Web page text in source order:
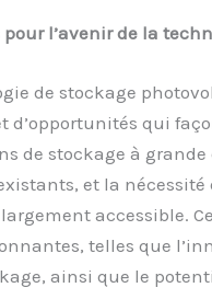
l’avenir de la
de stockage
d’opportunités qui
de stockage à
et la
accessible.
telles que
ainsi que le